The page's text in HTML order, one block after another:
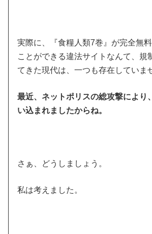
実際に、『食糧人類7巻』が完全無
ことができる違法サイトなんて、規
てきた現代は、一つも存在していま
最近、ネットポリスの総攻撃により
い込まれましたからね。
さぁ、どうしましょう。
私は考えました。